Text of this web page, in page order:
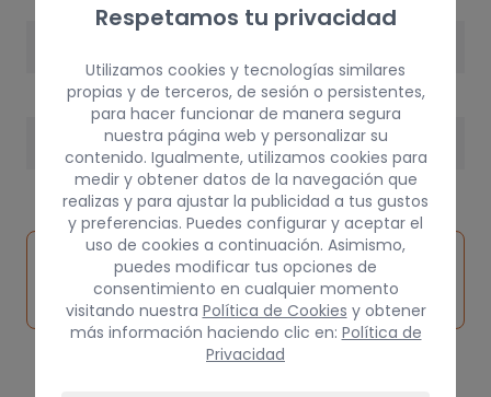
1998
Inspeccionar
vehículo de
origen
Solicitar
pieza
Consultar
por
Respetamos tu privacidad
Utilizamos cookies y tecnologías similares
propias y de terceros, de sesión o persistentes,
para hacer funcionar de manera segura
nuestra página web y personalizar su
contenido. Igualmente, utilizamos cookies para
medir y obtener datos de la navegación que
realizas y para ajustar la publicidad a tus gustos
y preferencias. Puedes configurar y aceptar el
uso de cookies a continuación. Asimismo,
puedes modificar tus opciones de
consentimiento en cualquier momento
visitando nuestra Política de Cookies y obtener
más información haciendo clic en: Política de
Privacidad